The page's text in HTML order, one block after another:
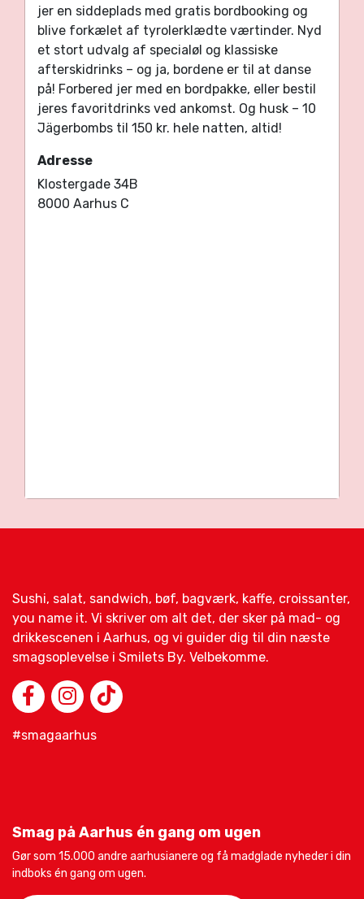
jer en siddeplads med gratis bordbooking og
blive forkælet af tyrolerklædte værtinder. Nyd
et stort udvalg af specialøl og klassiske
afterskidrinks – og ja, bordene er til at danse
på! Forbered jer med en bordpakke, eller bestil
jeres favoritdrinks ved ankomst. Og husk – 10
Jägerbombs til 150 kr. hele natten, altid!
Adresse
Klostergade 34B
8000 Aarhus C
Sushi, salat, sandwich, bøf, bagværk, kaffe, croissanter,
you name it. Vi skriver om alt det, der sker på mad- og
drikkescenen i Aarhus, og vi guider dig til din næste
smagsoplevelse i Smilets By. Velbekomme.
#smagaarhus
Smag på Aarhus én gang om ugen
Gør som 15.000 andre aarhusianere og få madglade nyheder i din
indboks én gang om ugen.